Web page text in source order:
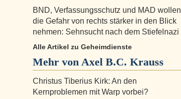
BND, Verfassungsschutz und MAD wollen
die Gefahr von rechts stärker in den Blick
nehmen: Sehnsucht nach dem Stiefelnazi
Alle Artikel zu Geheimdienste
Mehr von Axel B.C. Krauss
Christus Tiberius Kirk: An den
Kernproblemen mit Warp vorbei?